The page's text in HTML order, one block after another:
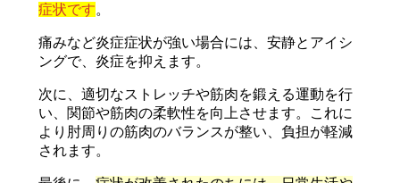
症状です。
痛みなど炎症症状が強い場合には、安静とアイシ
ングで、炎症を抑えます。
次に、適切なストレッチや筋肉を鍛える運動を行
い、関節や筋肉の柔軟性を向上させます。これに
より肘周りの筋肉のバランスが整い、負担が軽減
されます。